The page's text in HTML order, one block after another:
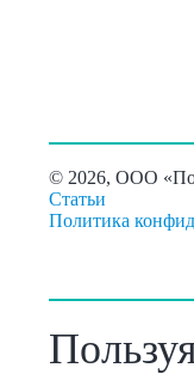
©2026, ООО
Статьи
Политика